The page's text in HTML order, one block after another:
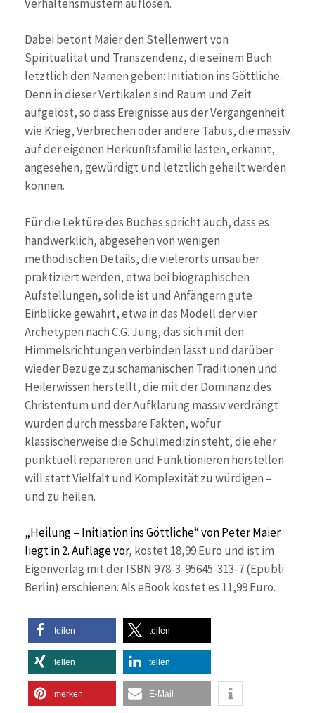
Verhaltensmustern auflösen.
Dabei betont Maier den Stellenwert von
Spiritualität und Transzendenz, die seinem Buch
letztlich den Namen geben: Initiation ins Göttliche.
Denn in dieser Vertikalen sind Raum und Zeit
aufgelöst, so dass Ereignisse aus der Vergangenheit
wie Krieg, Verbrechen oder andere Tabus, die massiv
auf der eigenen Herkunftsfamilie lasten, erkannt,
angesehen, gewürdigt und letztlich geheilt werden
können.
Für die Lektüre des Buches spricht auch, dass es
handwerklich, abgesehen von wenigen
methodischen Details, die vielerorts unsauber
praktiziert werden, etwa bei biographischen
Aufstellungen, solide ist und Anfängern gute
Einblicke gewährt, etwa in das Modell der vier
Archetypen nach C.G. Jung, das sich mit den
Himmelsrichtungen verbinden lässt und darüber
wieder Bezüge zu schamanischen Traditionen und
Heilerwissen herstellt, die mit der Dominanz des
Christentum und der Aufklärung massiv verdrängt
wurden durch messbare Fakten, wofür
klassischerweise die Schulmedizin steht, die eher
punktuell reparieren und Funktionieren herstellen
will statt Vielfalt und Komplexität zu würdigen –
und zu heilen.
„Heilung – Initiation ins Göttliche“ von Peter Maier
liegt in 2. Auflage vor, kostet 18,99 Euro und ist im
Eigenverlag mit der ISBN 978-3-95645-313-7 (Epubli
Berlin) erschienen. Als eBook kostet es 11,99 Euro.
teilen teilen
teilen teilen
merken E-Mail